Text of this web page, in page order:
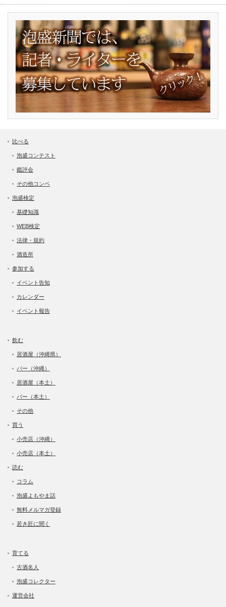
比べる
泡盛コンテスト
鑑評会
その他コンペ
泡盛検定
基礎知識
WEB検定
法律・規約
酒造所
参加する
イベント告知
カレンダー
イベント報告
飲む
居酒屋（沖縄県）
バー（沖縄）
居酒屋（本土）
バー（本土）
その他
買う
小売店（沖縄）
小売店（本土）
読む
コラム
泡盛よもやま話
無料メルマガ登録
若き匠に聞く
育てる
古酒名人
泡盛コレクター
運営会社